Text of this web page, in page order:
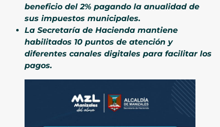
beneficio del 2% pagando la anualidad de
sus impuestos municipales.
La Secretaría de Hacienda mantiene
habilitados 10 puntos de atención y
diferentes canales digitales para facilitar los
pagos.